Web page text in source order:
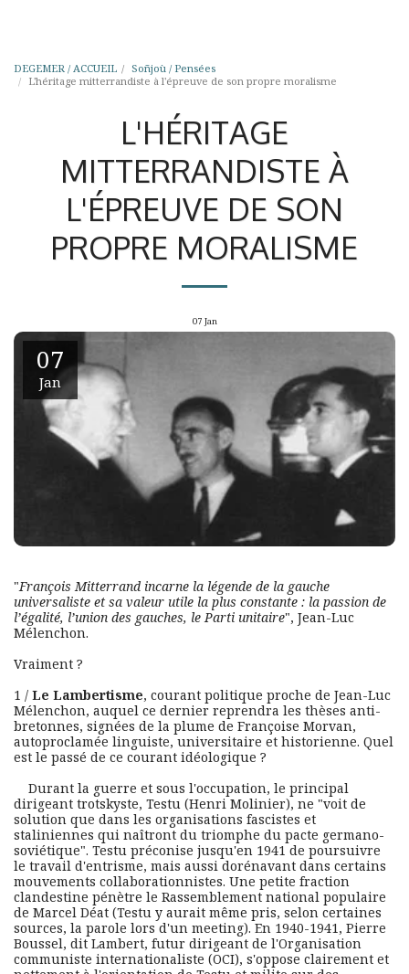
DEGEMER / ACCUEIL
Soñjoù / Pensées
L'héritage mitterrandiste à l'épreuve de son propre moralisme
L'HÉRITAGE
MITTERRANDISTE À
L'ÉPREUVE DE SON
PROPRE MORALISME
07 Jan
07
Jan
"François Mitterrand incarne la légende de la gauche
universaliste et sa valeur utile la plus constante : la passion de
l’égalité, l’union des gauches, le Parti unitaire", Jean-Luc
Mélenchon.
Vraiment ?
1 / Le Lambertisme, courant politique proche de Jean-Luc
Mélenchon, auquel ce dernier reprendra les thèses anti-
bretonnes, signées de la plume de Françoise Morvan,
autoproclamée linguiste, universitaire et historienne. Quel
est le passé de ce courant idéologique ?
Durant la guerre et sous l'occupation, le principal
dirigeant trotskyste, Testu (Henri Molinier), ne "voit de
solution que dans les organisations fascistes et
staliniennes qui naîtront du triomphe du pacte germano-
soviétique". Testu préconise jusqu'en 1941 de poursuivre
le travail d'entrisme, mais aussi dorénavant dans certains
mouvements collaborationnistes. Une petite fraction
clandestine pénètre le Rassemblement national populaire
de Marcel Déat (Testu y aurait même pris, selon certaines
sources, la parole lors d'un meeting). En 1940-1941, Pierre
Boussel, dit Lambert, futur dirigeant de l'Organisation
communiste internationaliste (OCI), s'oppose clairement et